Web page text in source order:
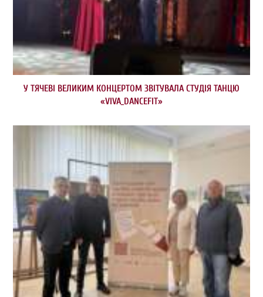
У ТЯЧЕВІ ВЕЛИКИМ КОНЦЕРТОМ ЗВІТУВАЛА СТУДІЯ ТАНЦЮ
«VIVA_DANCEFIT»